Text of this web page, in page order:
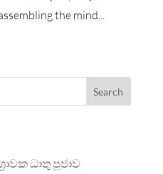
the mind...
Search
ධාතු පූජාව